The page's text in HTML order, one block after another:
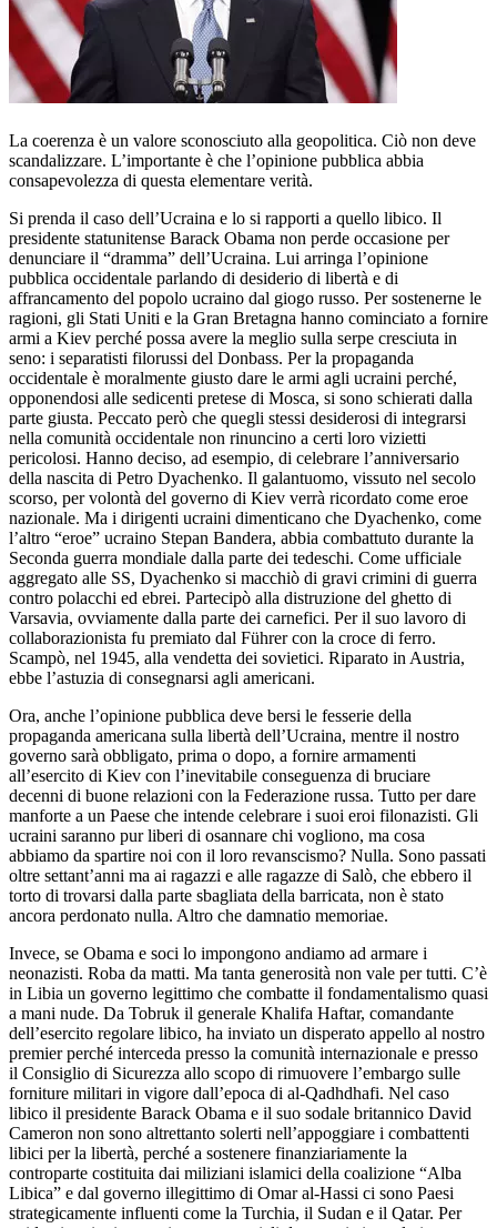
La coerenza è un valore sconosciuto alla geopolitica. Ciò non deve
scandalizzare. L’importante è che l’opinione pubblica abbia
consapevolezza di questa elementare verità.
Si prenda il caso dell’Ucraina e lo si rapporti a quello libico. Il
presidente statunitense Barack Obama non perde occasione per
denunciare il “dramma” dell’Ucraina. Lui arringa l’opinione
pubblica occidentale parlando di desiderio di libertà e di
affrancamento del popolo ucraino dal giogo russo. Per sostenerne le
ragioni, gli Stati Uniti e la Gran Bretagna hanno cominciato a fornire
armi a Kiev perché possa avere la meglio sulla serpe cresciuta in
seno: i separatisti filorussi del Donbass. Per la propaganda
occidentale è moralmente giusto dare le armi agli ucraini perché,
opponendosi alle sedicenti pretese di Mosca, si sono schierati dalla
parte giusta. Peccato però che quegli stessi desiderosi di integrarsi
nella comunità occidentale non rinuncino a certi loro vizietti
pericolosi. Hanno deciso, ad esempio, di celebrare l’anniversario
della nascita di Petro Dyachenko. Il galantuomo, vissuto nel secolo
scorso, per volontà del governo di Kiev verrà ricordato come eroe
nazionale. Ma i dirigenti ucraini dimenticano che Dyachenko, come
l’altro “eroe” ucraino Stepan Bandera, abbia combattuto durante la
Seconda guerra mondiale dalla parte dei tedeschi. Come ufficiale
aggregato alle SS, Dyachenko si macchiò di gravi crimini di guerra
contro polacchi ed ebrei. Partecipò alla distruzione del ghetto di
Varsavia, ovviamente dalla parte dei carnefici. Per il suo lavoro di
collaborazionista fu premiato dal Führer con la croce di ferro.
Scampò, nel 1945, alla vendetta dei sovietici. Riparato in Austria,
ebbe l’astuzia di consegnarsi agli americani.
Ora, anche l’opinione pubblica deve bersi le fesserie della
propaganda americana sulla libertà dell’Ucraina, mentre il nostro
governo sarà obbligato, prima o dopo, a fornire armamenti
all’esercito di Kiev con l’inevitabile conseguenza di bruciare
decenni di buone relazioni con la Federazione russa. Tutto per dare
manforte a un Paese che intende celebrare i suoi eroi filonazisti. Gli
ucraini saranno pur liberi di osannare chi vogliono, ma cosa
abbiamo da spartire noi con il loro revanscismo? Nulla. Sono passati
oltre settant’anni ma ai ragazzi e alle ragazze di Salò, che ebbero il
torto di trovarsi dalla parte sbagliata della barricata, non è stato
ancora perdonato nulla. Altro che damnatio memoriae.
Invece, se Obama e soci lo impongono andiamo ad armare i
neonazisti. Roba da matti. Ma tanta generosità non vale per tutti. C’è
in Libia un governo legittimo che combatte il fondamentalismo quasi
a mani nude. Da Tobruk il generale Khalifa Haftar, comandante
dell’esercito regolare libico, ha inviato un disperato appello al nostro
premier perché interceda presso la comunità internazionale e presso
il Consiglio di Sicurezza allo scopo di rimuovere l’embargo sulle
forniture militari in vigore dall’epoca di al-Qadhdhafi. Nel caso
libico il presidente Barack Obama e il suo sodale britannico David
Cameron non sono altrettanto solerti nell’appoggiare i combattenti
libici per la libertà, perché a sostenere finanziariamente la
controparte costituita dai miliziani islamici della coalizione “Alba
Libica” e dal governo illegittimo di Omar al-Hassi ci sono Paesi
strategicamente influenti come la Turchia, il Sudan e il Qatar. Per